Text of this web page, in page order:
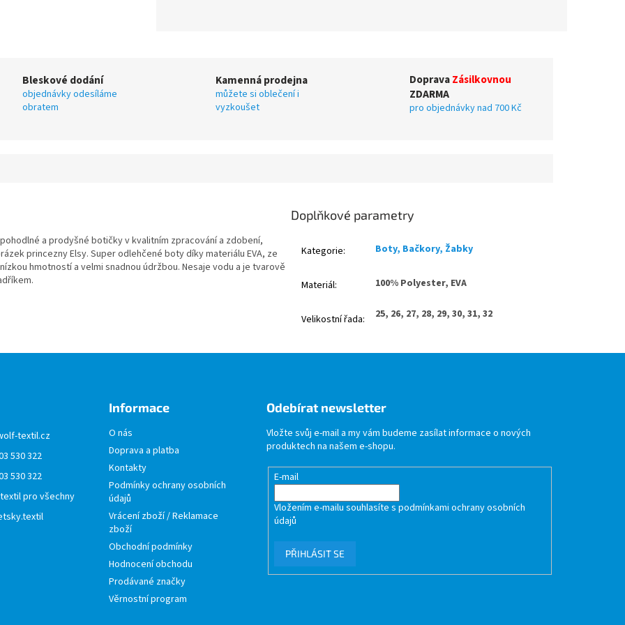
Bleskové dodání
objednávky odesíláme
obratem
Kamenná prodejna
můžete si oblečení i
vyzkoušet
DopravaZásilkovnou
ZDARMA
pro objednávky nad 700 Kč
a prodyšné botičky v kvalitním zpracování a zdobení,
princezny Elsy. Super odlehčené boty díky materiálu EVA, ze
hmotností a velmi snadnou údržbou. Nesaje vodu a je tvarově
Doplňkové parametry
Kategorie: Boty, Bačkory, Žabky
Materiál: 100% Polyester, EVA
Velikostní řada: 25, 26, 27, 28, 29, 30, 31, 32
textil.cz
530 322
530 322
pro všechny
Informace
O nás
Doprava a platba
Kontakty
Podmínky ochrany osobních
údajů
Vrácení zboží / Reklamace
zboží
Obchodní podmínky
Hodnocení obchodu
Prodávané značky
Věrnostní program
Odebírat newsletter
Vložte svůj e-mail a my vám budeme zasílat informace o nových
produktech na našem e-shopu.
E-mail
Vložením e-mailu souhlasíte spodmínkami ochrany osobních
údajů
PŘIHLÁSIT SE